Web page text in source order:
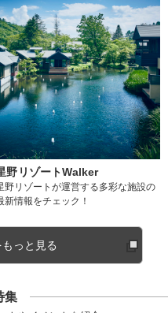
野リゾートWalker
野リゾートが運営する多彩な施設の
新情報をチェック！
っと見る
集